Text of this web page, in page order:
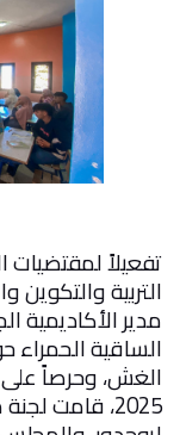
التربية والتكوين
مدير الأكاديمية
الساقية
الغش، وحرصاً على
2025، قامت